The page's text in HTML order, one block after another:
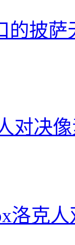
的披萨
对决
洛克